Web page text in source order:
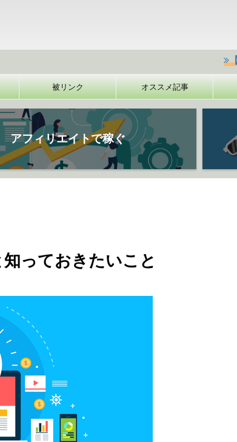
【裏技】
被リンク オススメ記事
アフィリエイトで稼ぐ
っておきたいこと